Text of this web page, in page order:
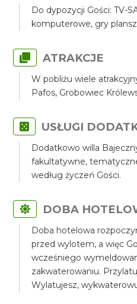
Do dypozycji Gości: TV-
komputerowe, gry
ATRAKCJE
W pobliżu wiele
Pafos, Grobowiec
USŁUGI
Dodatkowo willa
fakultatywne,
według życzeń Gości.
DOBA
Doba hotelowa
przed wylotem, a więc
wcześniego
zakwaterowaniu.
Wylatujesz,